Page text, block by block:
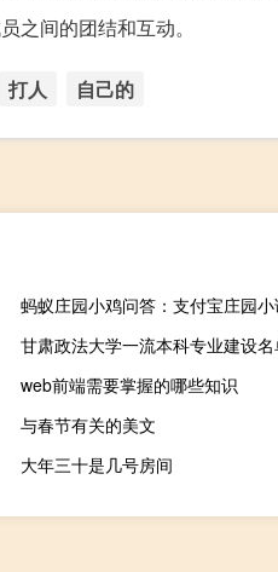
之间的团结和互动。
打人 自己的
蚂蚁庄园小鸡问答：支付宝庄园
甘肃政法大学一流本科专业建设
web前端需要掌握的哪些知识
与春节有关的美文
大年三十是几号房间